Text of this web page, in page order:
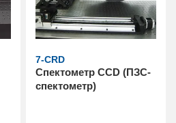
7-CRD
Спектометр CCD (ПЗС-
спектометр)